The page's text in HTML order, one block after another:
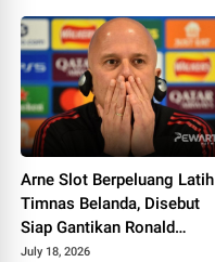
Arne Slot Berpeluang Latih
Timnas Belanda, Disebut
Siap Gantikan Ronald
Koeman
July 18, 2026